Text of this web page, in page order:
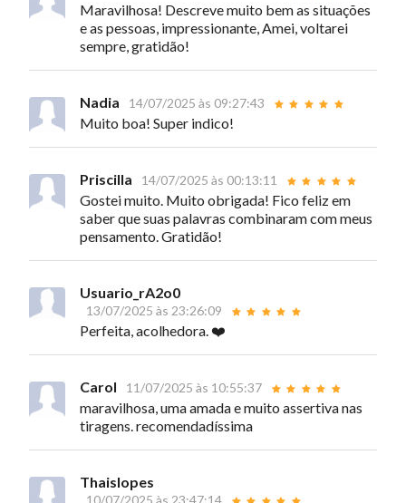
Maravilhosa! Descreve muito bem as situações
e as pessoas, impressionante, Amei, voltarei
sempre, gratidão!
Nadia 14/07/2025 às 09:27:43
Muito boa! Super indico!
Priscilla 14/07/2025 às 00:13:11
Gostei muito. Muito obrigada! Fico feliz em
saber que suas palavras combinaram com meus
pensamento. Gratidão!
Usuario_rA2o0
13/07/2025 às 23:26:09
Perfeita, acolhedora. ❤️
Carol 11/07/2025 às 10:55:37
maravilhosa, uma amada e muito assertiva nas
tiragens. recomendadíssima
Thaislopes